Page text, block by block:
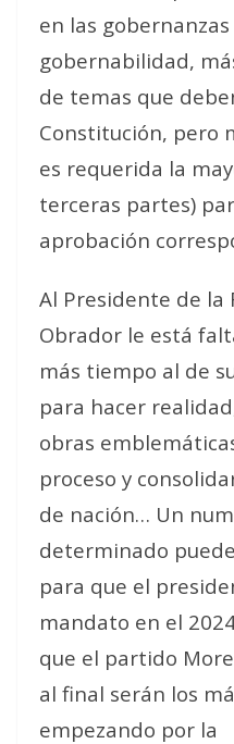
en las gobernanzas
gobernabilidad,
de temas que
Constitución, pero
es requerida la
terceras partes)
aprobación
Al Presidente de la
Obrador le está
más tiempo al de
para hacer
obras
proceso y
de nación… Un
determinado
para que el
mandato en el
que el partido
al final serán los
empezando por la